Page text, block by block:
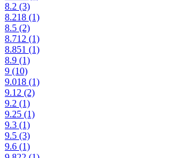
8.2 (3)
8.218 (1)
8.5 (2)
8.712 (1)
8.851 (1)
8.9 (1)
9 (10)
9.018 (1)
9.12 (2)
9.2 (1)
9.25 (1)
9.3 (1)
9.5 (3)
9.6 (1)